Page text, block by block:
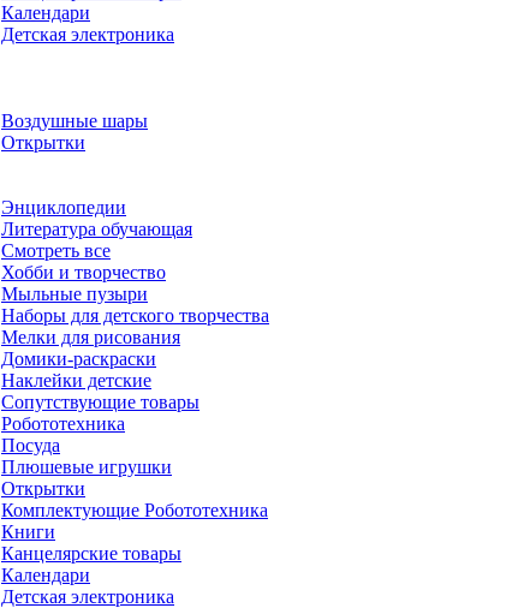
Календари
Детская электроника
Воздушные шары
Открытки
Энциклопедии
Литература обучающая
Смотреть все
Хобби и творчество
Мыльные пузыри
Наборы для детского творчества
Мелки для рисования
Домики-раскраски
Наклейки детские
Сопутствующие товары
Робототехника
Посуда
Плюшевые игрушки
Открытки
Комплектующие Робототехника
Книги
Канцелярские товары
Календари
Детская электроника